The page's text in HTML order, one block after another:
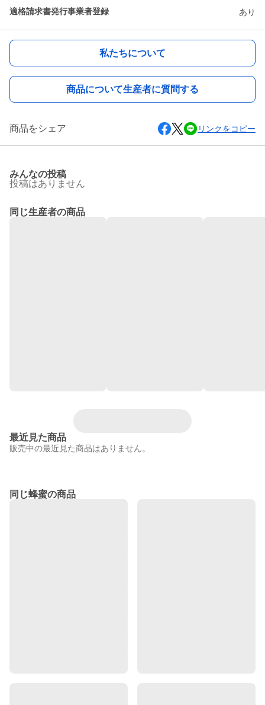
適格請求書発行事業者登録 あり
私たちについて
商品について生産者に質問する
商品をシェア リンクをコピー
みんなの投稿
投稿はありません
同じ生産者の商品
最近見た商品
販売中の最近見た商品はありません。
同じ蜂蜜の商品